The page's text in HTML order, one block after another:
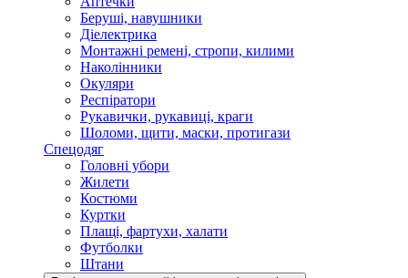
Беруші, навушники
Діелектрика
Монтажні ремені, стропи, килими
Наколінники
Окуляри
Респіратори
Рукавички, рукавиці, краги
Шоломи, щити, маски, протигази
Спецодяг
Головні убори
Жилети
Костюми
Куртки
Плащі, фартухи, халати
Футболки
Штани